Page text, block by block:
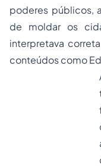
poderes públicos,
de moldar os
interpretava
conteúdos como